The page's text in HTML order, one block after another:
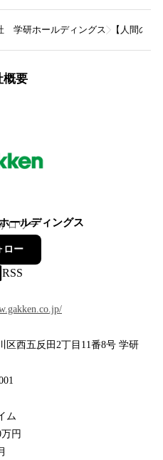
学研ホールディングス 【人間の
概要
ールディングス
ロワー
ロー
RSS
区西五反田2丁目11番8号 学研
ム
円